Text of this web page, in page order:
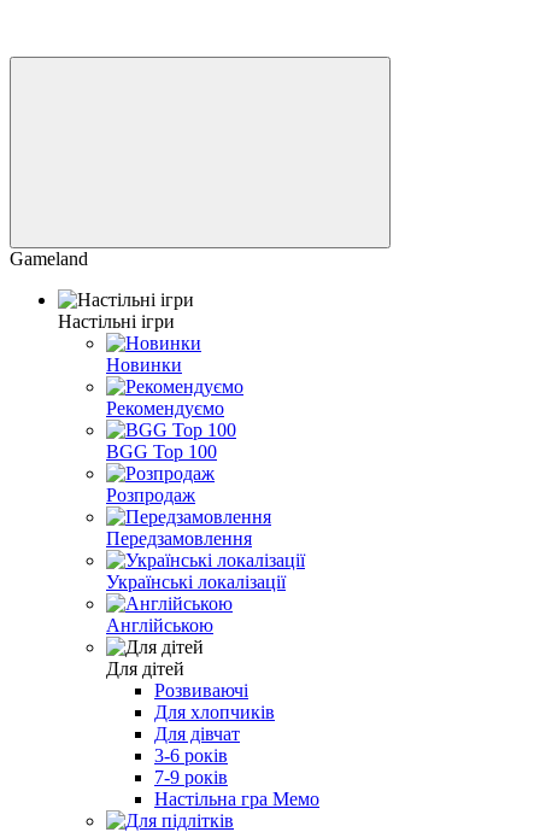
Gameland
Настільні ігри
Новинки
Рекомендуємо
BGG Top 100
Розпродаж
Передзамовлення
Українські локалізації
Англійською
Для дітей
Розвиваючі
Для хлопчиків
Для дівчат
3-6 років
7-9 років
Настільна гра Мемо